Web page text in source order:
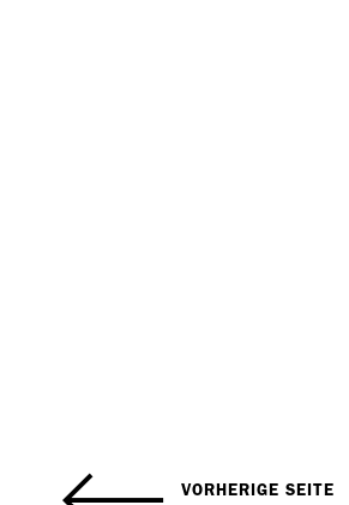
VORHERIGE SEITE